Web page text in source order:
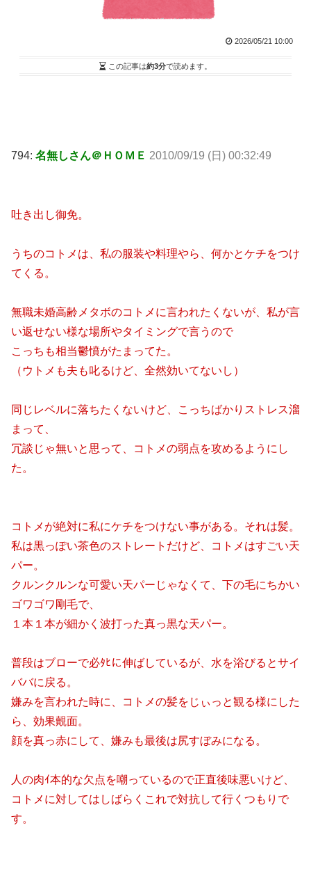
2026/05/21 10:00
この記事は約3分で読めます。
794: 名無しさん＠ＨＯＭＥ 2010/09/19 (日) 00:32:49
吐き出し御免。
うちのコトメは、私の服装や料理やら、何かとケチをつけ
てくる。
無職未婚高齢メタボのコトメに言われたくないが、私が言
い返せない様な場所やタイミングで言うので
こっちも相当鬱憤がたまってた。
（ウトメも夫も叱るけど、全然効いてないし）
同じレベルに落ちたくないけど、こっちばかりストレス溜
まって、
冗談じゃ無いと思って、コトメの弱点を攻めるようにし
た。
コトメが絶対に私にケチをつけない事がある。それは髪。
私は黒っぽい茶色のストレートだけど、コトメはすごい天
パー。
クルンクルンな可愛い天パーじゃなくて、下の毛にちかい
ゴワゴワ剛毛で、
１本１本が細かく波打った真っ黒な天パー。
普段はブローで必ﾀﾋに伸ばしているが、水を浴びるとサイ
ババに戻る。
嫌みを言われた時に、コトメの髪をじぃっと観る様にした
ら、効果覿面。
顔を真っ赤にして、嫌みも最後は尻すぼみになる。
人の肉ｲ本的な欠点を嘲っているので正直後味悪いけど、
コトメに対してはしばらくこれで対抗して行くつもりで
す。